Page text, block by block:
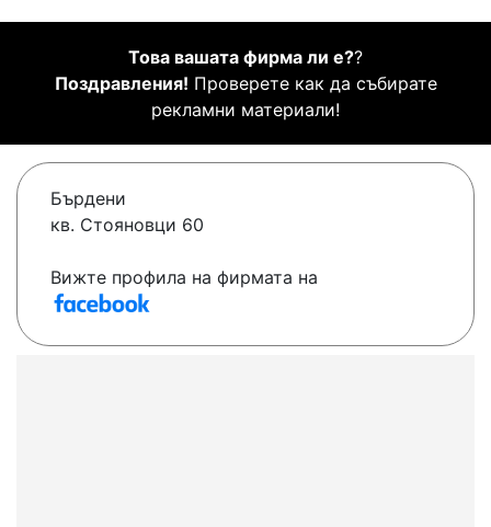
Това вашата фирма ли е??
Поздравления! Проверете как да събирате
рекламни материали!
Бърдени
кв. Стояновци 60
Вижте профила на фирмата на